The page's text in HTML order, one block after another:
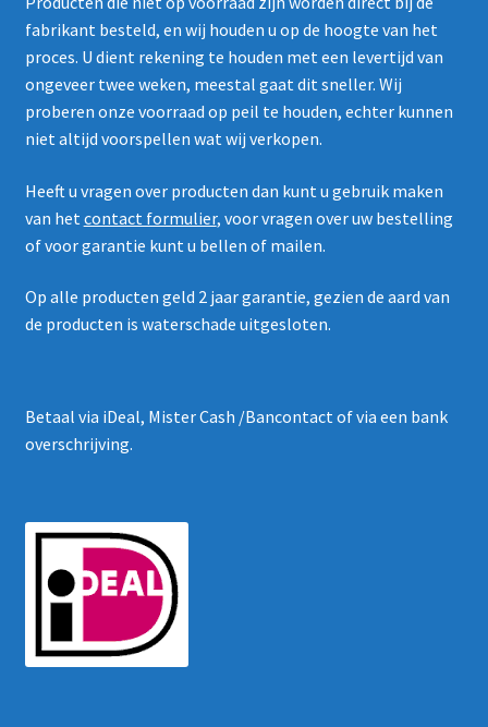
fabrikant besteld, en wij houden u op de hoogte van het
proces. U dient rekening te houden met een levertijd van
ongeveer twee weken, meestal gaat dit sneller. Wij
proberen onze voorraad op peil te houden, echter kunnen
niet altijd voorspellen wat wij verkopen.
Heeft u vragen over producten dan kunt u gebruik maken
van het contact formulier, voor vragen over uw bestelling
of voor garantie kunt u bellen of mailen.
Op alle producten geld 2 jaar garantie, gezien de aard van
de producten is waterschade uitgesloten.
Betaal via iDeal, Mister Cash /Bancontact of via een bank
overschrijving.